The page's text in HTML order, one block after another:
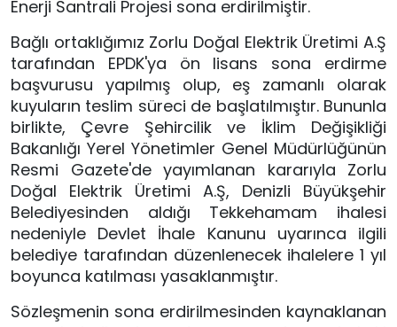
Enerji Santrali Projesi sona erdirilmiştir.
Bağlı ortaklığımız Zorlu Doğal Elektrik Üretimi A.Ş
tarafından EPDK'ya ön lisans sona erdirme
başvurusu yapılmış olup, eş zamanlı olarak
kuyuların teslim süreci de başlatılmıştır. Bununla
birlikte, Çevre Şehircilik ve İklim Değişikliği
Bakanlığı Yerel Yönetimler Genel Müdürlüğünün
Resmi Gazete'de yayımlanan kararıyla Zorlu
Doğal Elektrik Üretimi A.Ş, Denizli Büyükşehir
Belediyesinden aldığı Tekkehamam ihalesi
nedeniyle Devlet İhale Kanunu uyarınca ilgili
belediye tarafından düzenlenecek ihalelere 1 yıl
boyunca katılması yasaklanmıştır.
Sözleşmenin sona erdirilmesinden kaynaklanan